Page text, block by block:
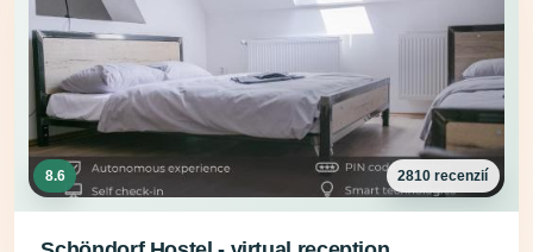
8.6 2810 recenzií